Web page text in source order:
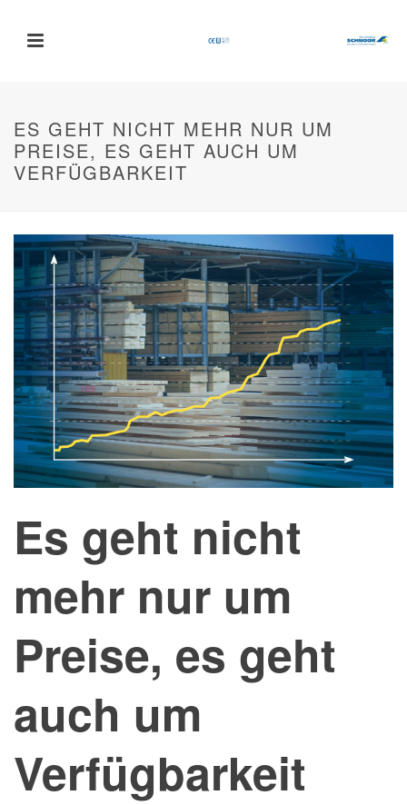
ES GEHT NICHT MEHR NUR UM
PREISE, ES GEHT AUCH UM
VERFÜGBARKEIT
Es geht nicht
mehr nur um
Preise, es geht
auch um
Verfügbarkeit